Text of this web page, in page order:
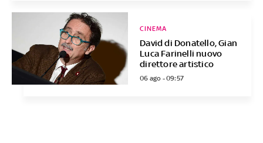
David di Donatello, Gian
Luca Farinelli nuovo
direttore artistico
CINEMA
06 ago - 09:57